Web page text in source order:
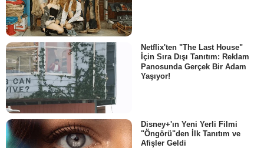
Netflix'ten "The Last House"
İçin Sıra Dışı Tanıtım: Reklam
Panosunda Gerçek Bir Adam
Yaşıyor!
Disney+'ın Yeni Yerli Filmi
"Öngörü"den İlk Tanıtım ve
Afişler Geldi